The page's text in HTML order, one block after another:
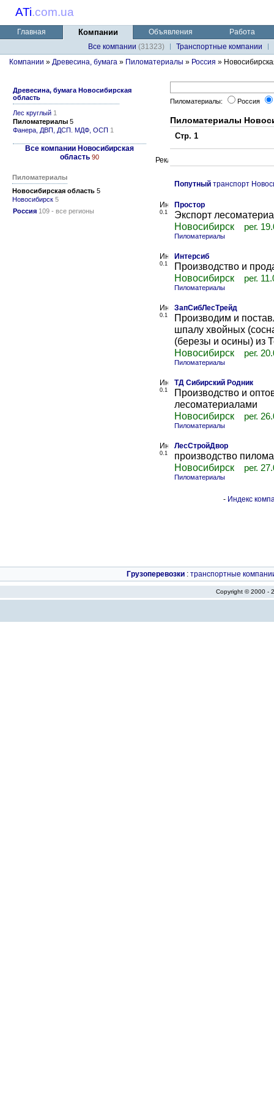
ATi.com.ua
Главная Компании Объявления
Работа
Все компании (31323)
Транспортные компании
Компании » Древесина, бумага » Пиломатериалы » Россия »
Древесина, бумага Новосибирская
область
Лес круглый 1
Пиломатериалы 5
Фанера, ДВП, ДСП. МДФ, ОСП 1
Все компании Новосибирская
область 90
Пиломатериалы
Новосибирская область 5
Новосибирск 5
Россия 109 - все регионы
Пиломатериалы: Россия
Пиломатериалы
Стр. 1
Попутный транспорт
0.1
Простор
Экспорт
Новосибирск
рег.
Пиломатериалы
0.1
Интерсиб
Производство и
Новосибирск
рег.
Пиломатериалы
0.1
ЗапСибЛесТрейд
Производим и
шпалу хвойных
(березы и осины) из
Новосибирск
рег.
Пиломатериалы
0.1
ТД Сибирский Родник
Производство и
лесоматериалами
Новосибирск
рег.
Пиломатериалы
0.1
ЛесСтройДвор
производство
Новосибирск
рег.
Пиломатериалы
- Индекс
Грузоперевозки : транспортные
Copyright © 2000 -